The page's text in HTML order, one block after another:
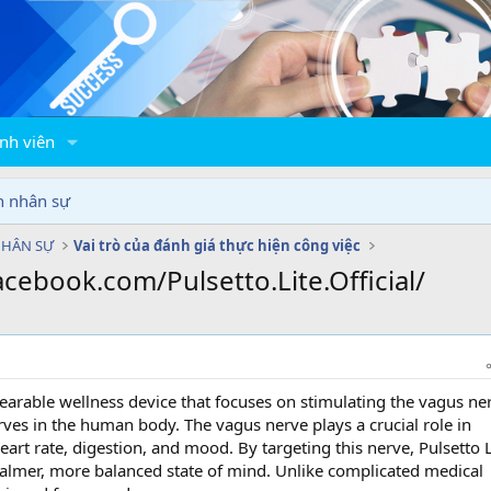
viên
nhân sự
SỰ Vai trò của đánh giá thực hiện công việc
Pulsetto.Lite.Official/
wellness device that focuses on stimulating the vagus
in the human body. The vagus nerve plays a crucial role in
rate, digestion, and mood. By targeting this nerve, Pulsetto
more balanced state of mind. Unlike complicated medical